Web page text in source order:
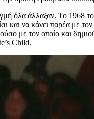
όλα άλλαξαν. Το 1968
και να κάνει παρέα με
με τον οποίο και
Child.